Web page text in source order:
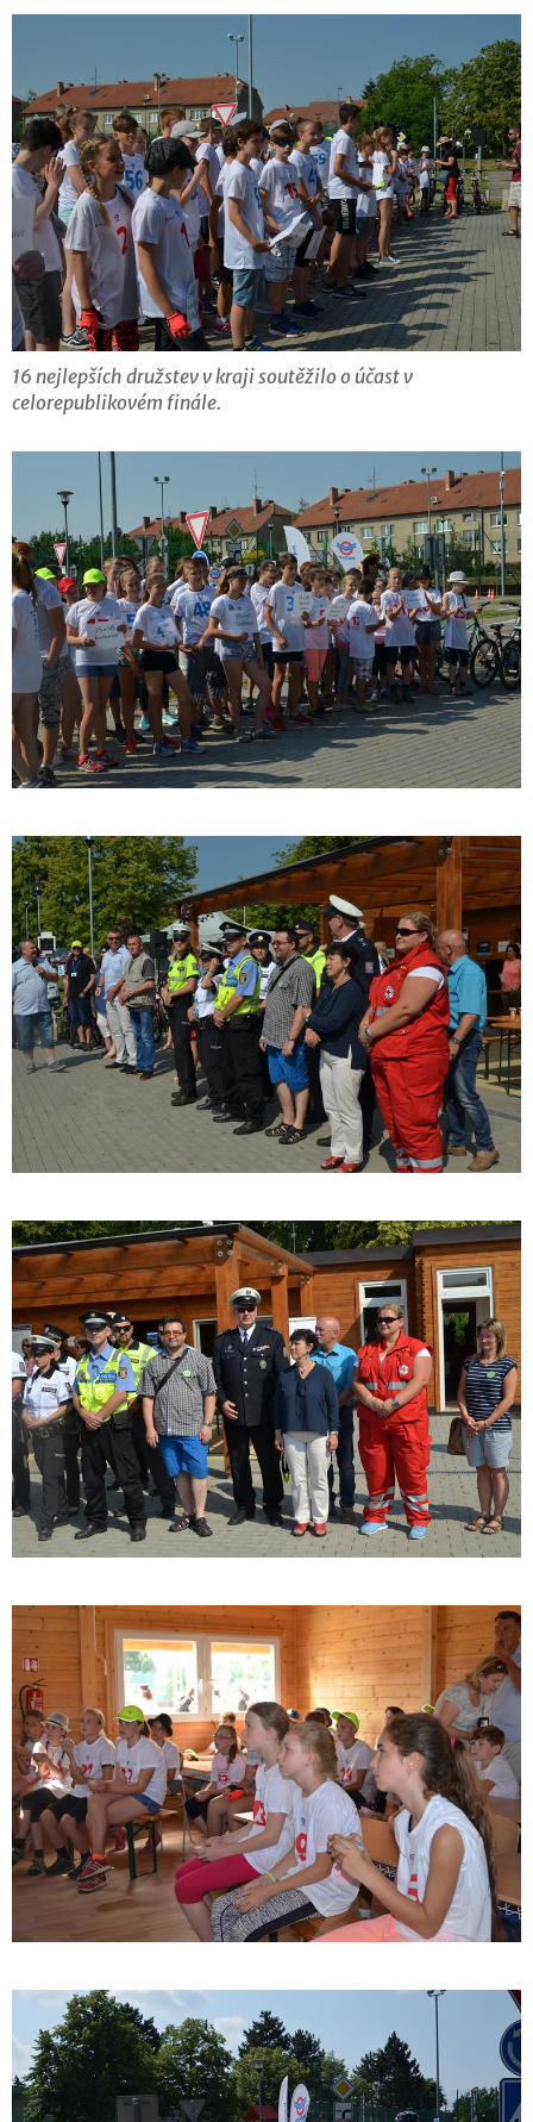
16 nejlepších družstev v kraji soutěžilo o účast v
celorepublikovém finále.